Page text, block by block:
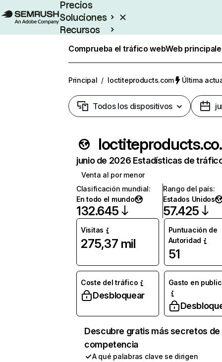
Precios
Soluciones
Recursos
Comprueba el tráfico webWeb
Principal / loctiteproducts.com Última
Todos los dispositivos
junio de 2026 Estadísticas de
Venta al por menor
Clasificación mundial:
En todo el mundo
132.645
Rango del país:
Estados Unidos
57.425
Visitas
275,37 mil
Puntuación de
Autoridad
51
Coste del tráfico
Desbloquear
Gasto en
Descubre gratis más secretos de
competencia
A qué palabras clave se dirigen